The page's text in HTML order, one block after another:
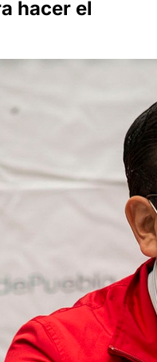
hacer el